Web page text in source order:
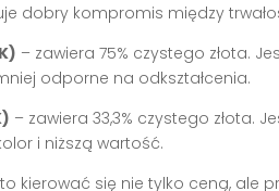
dobry kompromis między
– zawiera 75% czystego złota.
odporne na odkształcenia.
– zawiera 33,3% czystego złota.
i niższą wartość.
kierować się nie tylko ceną, ale